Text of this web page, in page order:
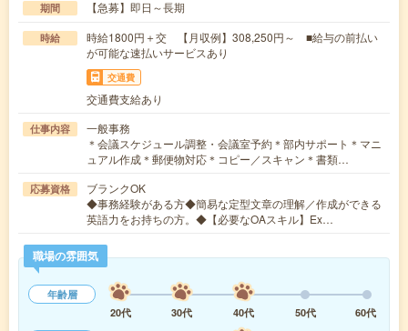
期間 【急募】即日～長期
時給
時給1800円＋交 【月収例】308,250円～ ■給与の前払い
が可能な速払いサービスあり
交通費
交通費支給あり
仕事内容
一般事務
＊会議スケジュール調整・会議室予約＊部内サポート＊マニ
ュアル作成＊郵便物対応＊コピー／スキャン＊書類…
応募資格
ブランクOK
◆事務経験がある方◆簡易な定型文章の理解／作成ができる
英語力をお持ちの方。◆【必要なOAスキル】Ex…
職場の雰囲気
年齢層
20代
30代 40代 50代
60代